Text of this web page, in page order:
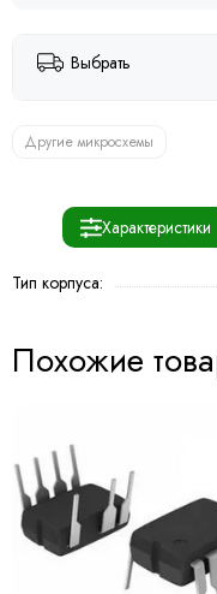
Выбрать
Другие микросхемы
Характеристики
Тип корпуса:
Похожие